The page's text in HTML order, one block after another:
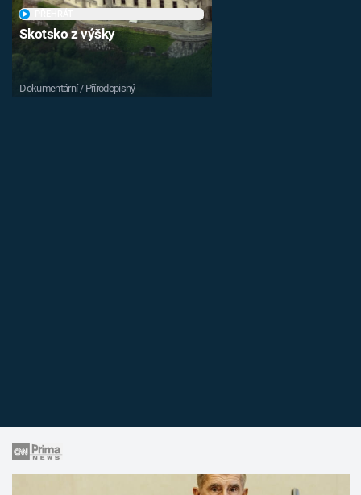
Skotsko z výšky
Dokumentární / Přírodopisný